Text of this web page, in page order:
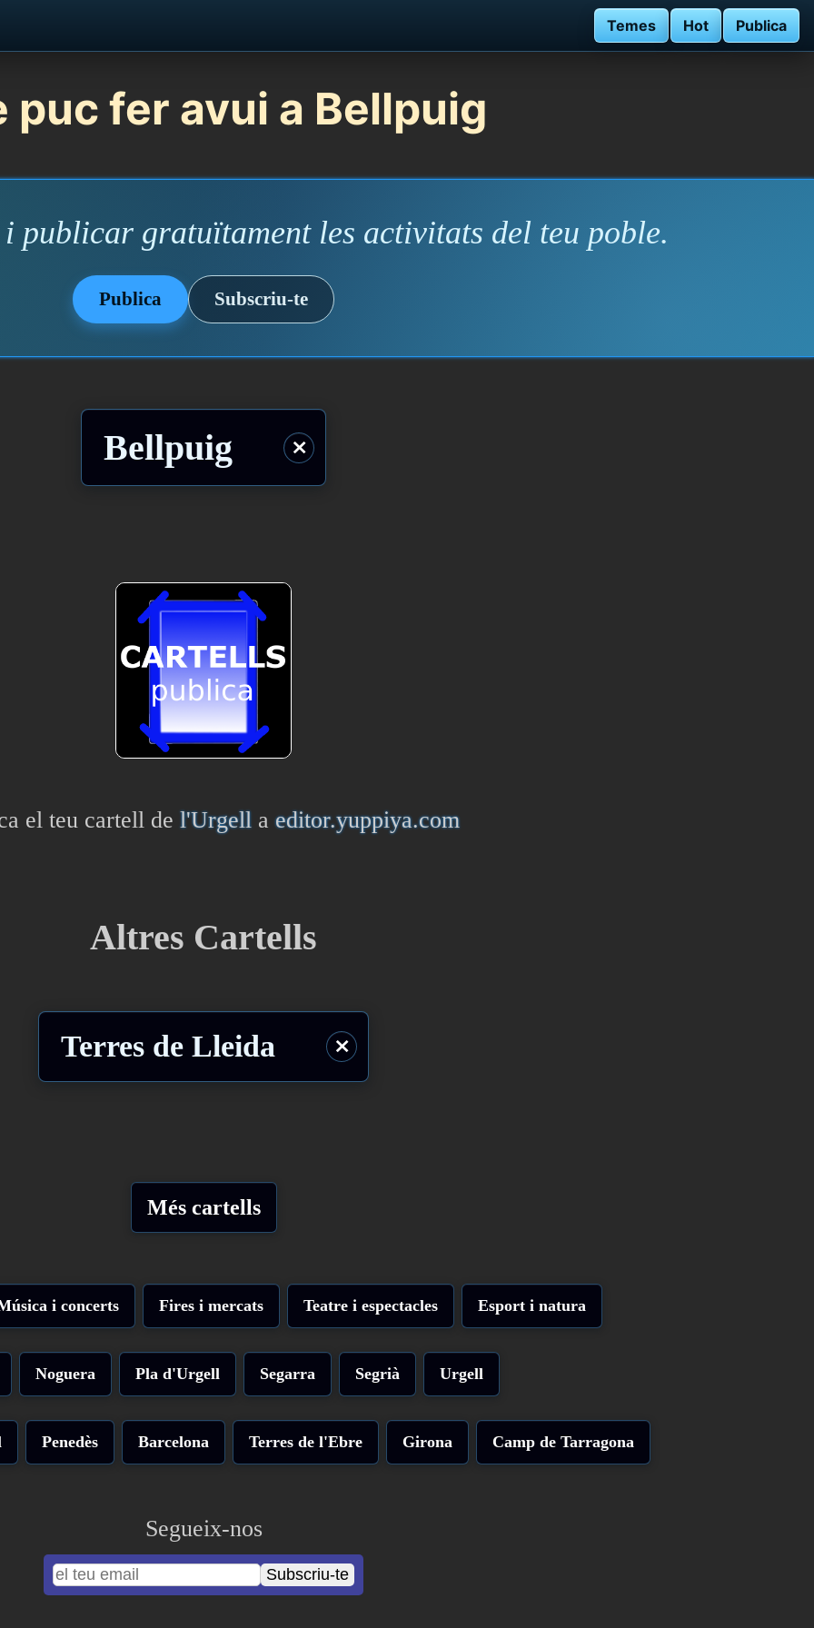
Temes Hot Publica
puc fer avui a Bellpuig
publicar gratuïtament les activitats del teu poble.
Publica Subscriu-te
Bellpuig ⨯
el teu cartell de l'Urgellaeditor.yuppiya.com
Altres Cartells
Terres de Lleida ⨯
Més cartells
i concerts Fires i mercats Teatre i espectacles Esport i natura
Noguera Pla d'Urgell Segarra Segrià Urgell
Penedès Barcelona Terres de l'Ebre Girona Camp de Tarragona
Segueix-nos
Subscriu-te